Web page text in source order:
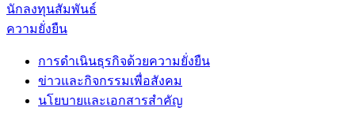
นักลงทุนสัมพันธ์
ความยั่งยืน
การดำเนินธุรกิจด้วยความยั่งยืน
ข่าวและกิจกรรมเพื่อสังคม
นโยบายและเอกสารสำคัญ